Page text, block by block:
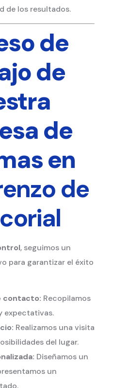
de los resultados.
de
de
de
en
de
, seguimos un
para garantizar el éxito
contacto: Recopilamos
expectativas.
Realizamos una visita
del lugar.
Diseñamos un
un